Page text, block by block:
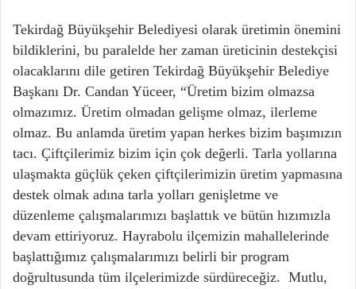
Tekirdağ Büyükşehir Belediyesi olarak üretimin önemini
bildiklerini, bu paralelde her zaman üreticinin destekçisi
olacaklarını dile getiren Tekirdağ Büyükşehir Belediye
Başkanı Dr. Candan Yüceer, “Üretim bizim olmazsa
olmazımız. Üretim olmadan gelişme olmaz, ilerleme
olmaz. Bu anlamda üretim yapan herkes bizim başımızın
tacı. Çiftçilerimiz bizim için çok değerli. Tarla yollarına
ulaşmakta güçlük çeken çiftçilerimizin üretim yapmasına
destek olmak adına tarla yolları genişletme ve
düzenleme çalışmalarımızı başlattık ve bütün hızımızla
devam ettiriyoruz. Hayrabolu ilçemizin mahallelerinde
başlattığımız çalışmalarımızı belirli bir program
doğrultusunda tüm ilçelerimizde sürdüreceğiz. Mutlu,